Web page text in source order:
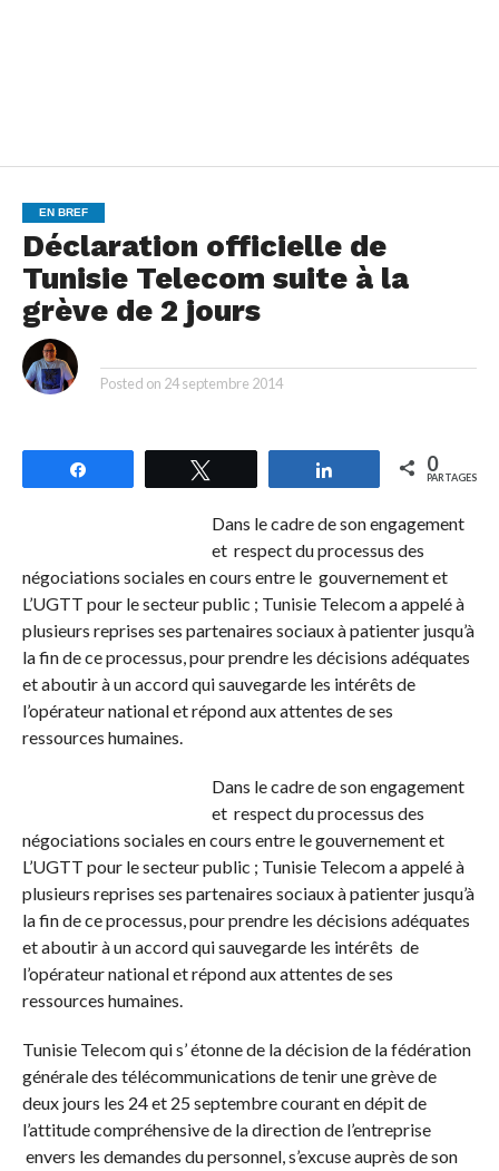
EN BREF
Déclaration officielle de
Tunisie Telecom suite à la
grève de 2 jours
Posted on 24 septembre 2014
Partagez 0
PARTAGES
Dans le cadre de son engagement
et respect du processus des
négociations sociales en cours entre le gouvernement et
L’UGTT pour le secteur public ; Tunisie Telecom a appelé à
plusieurs reprises ses partenaires sociaux à patienter jusqu’à
la fin de ce processus, pour prendre les décisions adéquates
et aboutir à un accord qui sauvegarde les intérêts de
l’opérateur national et répond aux attentes de ses
ressources humaines.
Dans le cadre de son engagement
et respect du processus des
négociations sociales en cours entre le gouvernement et
L’UGTT pour le secteur public ; Tunisie Telecom a appelé à
plusieurs reprises ses partenaires sociaux à patienter jusqu’à
la fin de ce processus, pour prendre les décisions adéquates
et aboutir à un accord qui sauvegarde les intérêts de
l’opérateur national et répond aux attentes de ses
ressources humaines.
Tunisie Telecom qui s’ étonne de la décision de la fédération
générale des télécommunications de tenir une grève de
deux jours les 24 et 25 septembre courant en dépit de
l’attitude compréhensive de la direction de l’entreprise
envers les demandes du personnel, s’excuse auprès de son